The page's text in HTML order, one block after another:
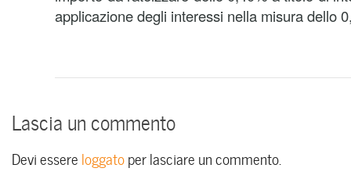
applicazione degli interessi nella misura dello
Lascia un commento
Devi essere loggatoper lasciare un commento.